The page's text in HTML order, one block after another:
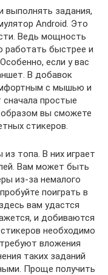
выполнять задания,
Android. Это
Ведь мощность
работать быстрее и
если у вас
В добавок
с мышью и
простые
вы сможете
стикеров.
топа. В них играет
Вам может быть
из-за немалого
поиграть в
вам удастся
и добиваются
необходимо
вложения
таких заданий
Проще получить